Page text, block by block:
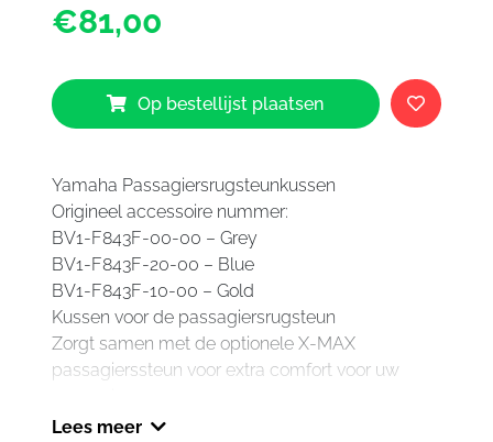
€81,00
aantal
Op bestellijst plaatsen
Yamaha Passagiersrugsteunkussen
Origineel accessoire nummer:
BV1-F843F-00-00 – Grey
BV1-F843F-20-00 – Blue
BV1-F843F-10-00 – Gold
Kussen voor de passagiersrugsteun
Zorgt samen met de optionele X-MAX
passagierssteun voor extra comfort voor uw
Geïntegreerd ontwerp voor de optionele
Lees meer